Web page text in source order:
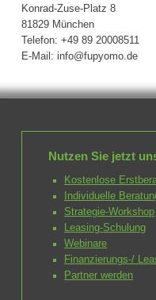
Konrad-Zuse-Platz 8
81829 München
Telefon: +49 89 20008511
E-Mail: info@fupyomo.de
Nutzen Sie jetzt
Kostenlose
Individuelle
Strategie-Workshop
Leasing-Schulung
Webinare
Finanzierungs-/
Partner werden